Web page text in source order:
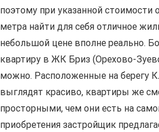
поэтому при указанной стоимости
метра найти для себя отличное
небольшой цене вполне реально.
квартиру в ЖК Бриз (Орехово-
можно. Расположенные на берегу
выглядят красиво, квартиры же
просторными, чем они есть на
приобретения застройщик